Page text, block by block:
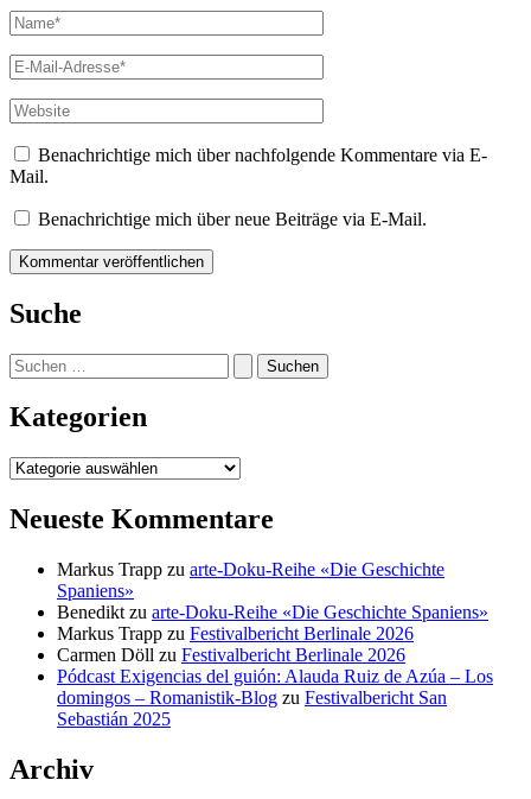
Name*
E-
Mail-
Adresse*
Website
Benachrichtige mich über nachfolgende Kommentare via E-
Mail.
Benachrichtige mich über neue Beiträge via E-Mail.
Suche
Suchen
nach:
Kategorien
Kategorien
Neueste Kommentare
Markus Trapp zu arte-Doku-Reihe «Die Geschichte
Spaniens»
Benedikt zu arte-Doku-Reihe «Die Geschichte Spaniens»
Markus Trapp zu Festivalbericht Berlinale 2026
Carmen Döll zu Festivalbericht Berlinale 2026
Pódcast Exigencias del guión: Alauda Ruiz de Azúa – Los
domingos – Romanistik-Blog zu Festivalbericht San
Sebastián 2025
Archiv